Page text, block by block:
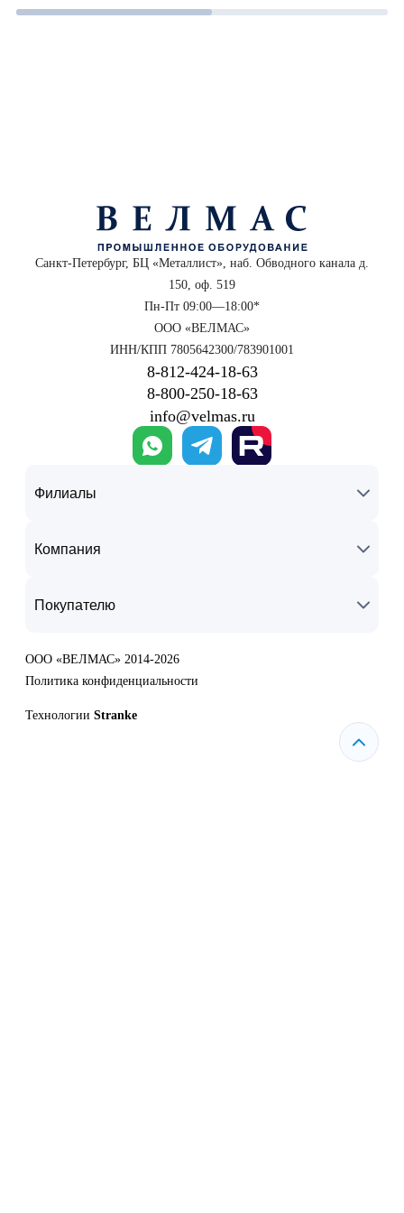
Санкт-Петербург, БЦ «Металлист», наб. Обводного канала д.
150, оф. 519
Пн-Пт 09:00—18:00*
ООО «ВЕЛМАС»
ИНН/КПП 7805642300/783901001
8‑812‑424‑18‑63
8‑800‑250‑18‑63
info@velmas.ru
Филиалы
Компания
Покупателю
ООО «ВЕЛМАС» 2014-2026
Политика конфиденциальности
Технологии Stranke